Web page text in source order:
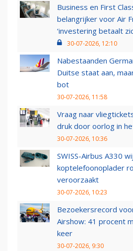
Business en First
belangrijker voor Air
‘investering betaalt
30-07-2026, 12:10
Nabestaanden
Duitse staat aan,
bot
30-07-2026, 11:58
Vraag naar
druk door oorlog in
30-07-2026, 10:36
SWISS-Airbus A330
koptelefoonoplader
veroorzaakt
30-07-2026, 10:23
Bezoekersrecord
Airshow: 41 procent
keer
30-07-2026, 9:30